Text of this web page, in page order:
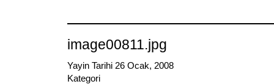
image00811.jpg
Yayin Tarihi 26 Ocak, 2008
Kategori